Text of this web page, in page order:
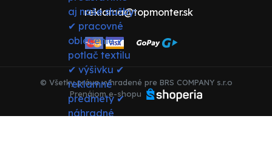
reklama@topmonter.sk
© Všetky práva vyhradené pre BRS COMPANY s.r.o
Prenájom e-shopu